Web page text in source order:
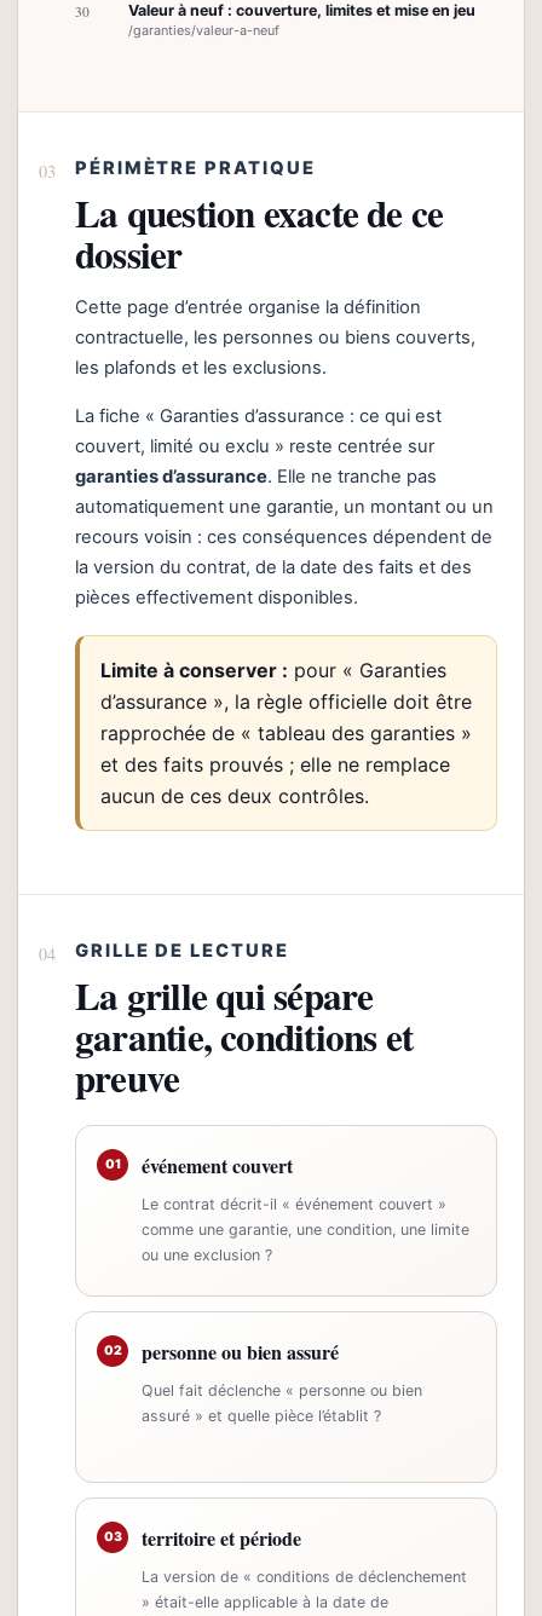
30 Valeur à neuf : couverture, limites et mise en jeu
/garanties/valeur-a-neuf
PÉRIMÈTRE PRATIQUE
La question exacte de ce
dossier
Cette page d’entrée organise la définition
contractuelle, les personnes ou biens couverts,
les plafonds et les exclusions.
La fiche « Garanties d’assurance : ce qui est
couvert, limité ou exclu » reste centrée sur
garanties d’assurance. Elle ne tranche pas
automatiquement une garantie, un montant ou un
recours voisin : ces conséquences dépendent de
la version du contrat, de la date des faits et des
pièces effectivement disponibles.
Limite à conserver : pour « Garanties
d’assurance », la règle officielle doit être
rapprochée de « tableau des garanties »
et des faits prouvés ; elle ne remplace
aucun de ces deux contrôles.
GRILLE DE LECTURE
La grille qui sépare
garantie, conditions et
preuve
01 événement couvert
Le contrat décrit-il « événement couvert »
comme une garantie, une condition, une limite
ou une exclusion ?
02 personne ou bien assuré
Quel fait déclenche « personne ou bien
assuré » et quelle pièce l’établit ?
03 territoire et période
La version de « conditions de déclenchement
» était-elle applicable à la date de